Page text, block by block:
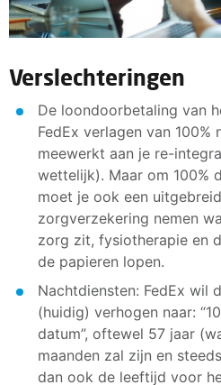
Verslechteringen
De loondoorbetaling van
FedEx verlagen van 100%
meewerkt aan je re-
wettelijk). Maar om 100%
moet je ook een
zorgverzekering nemen
zorg zit, fysiotherapie en
de papieren lopen.
Nachtdiensten: FedEx wil
(huidig) verhogen naar:
datum”, oftewel 57 jaar
maanden zal zijn en
dan ook de leeftijd voor